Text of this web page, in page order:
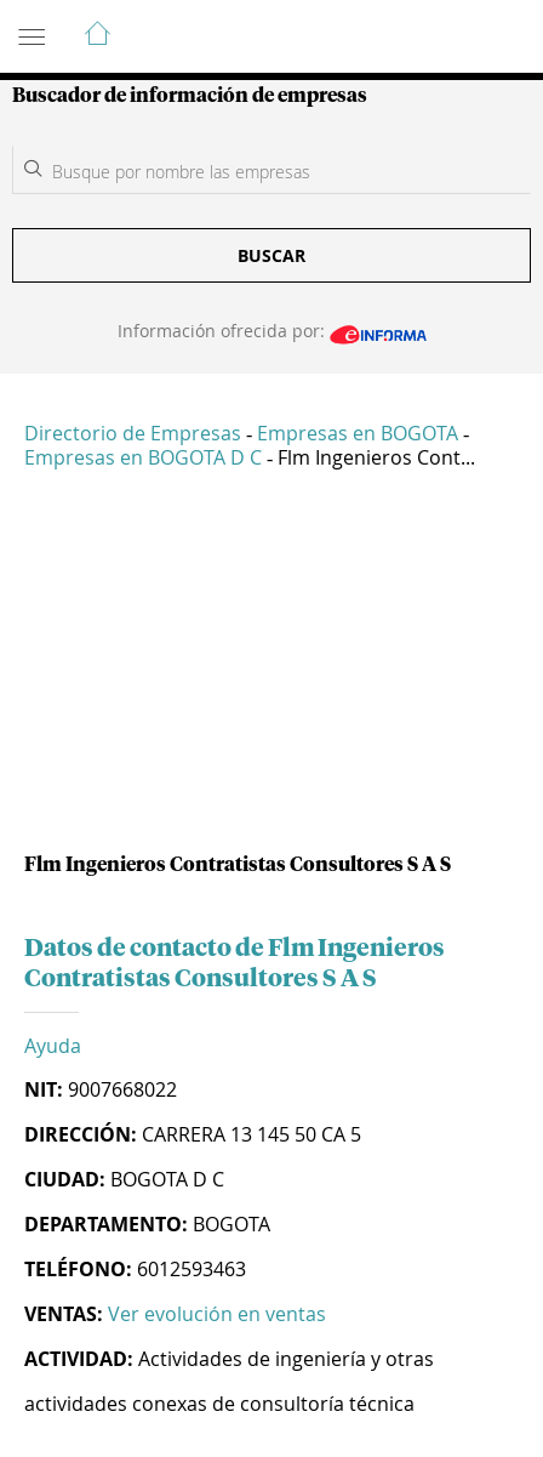
Guía de Empresas Colombianas
Buscador de información de empresas
BUSCAR
Información ofrecida por:
Directorio de Empresas - Empresas en BOGOTA -
Empresas en BOGOTA D C - Flm Ingenieros Cont...
Flm Ingenieros Contratistas Consultores S A S
Datos de contacto de Flm Ingenieros
Contratistas Consultores S A S
Ayuda
NIT: 9007668022
DIRECCIÓN: CARRERA 13 145 50 CA 5
CIUDAD: BOGOTA D C
DEPARTAMENTO: BOGOTA
TELÉFONO: 6012593463
VENTAS: Ver evolución en ventas
ACTIVIDAD: Actividades de ingeniería y otras
actividades conexas de consultoría técnica